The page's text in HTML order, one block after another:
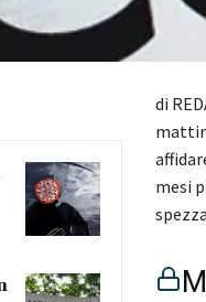
di
mesi